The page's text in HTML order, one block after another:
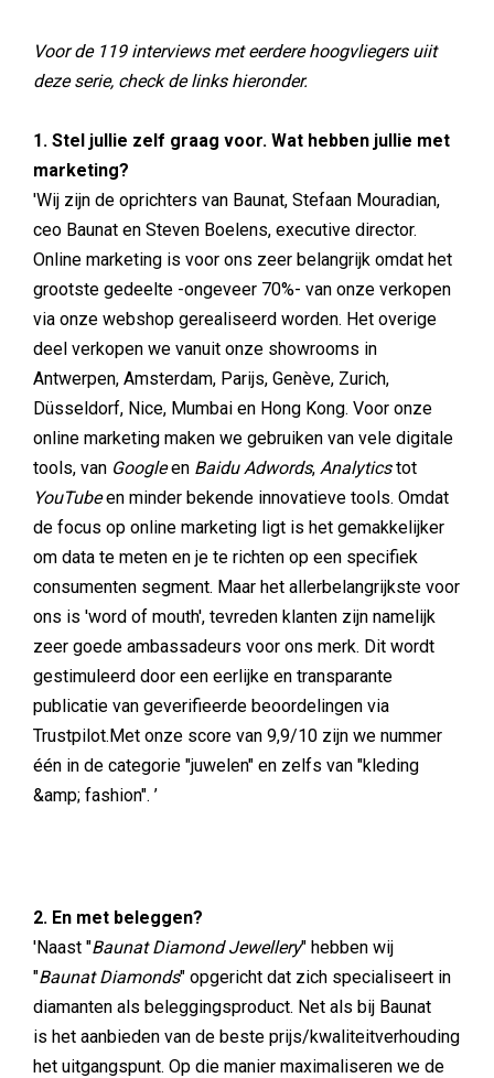
Voor de 119 interviews met eerdere hoogvliegers uiit
deze serie, check de links hieronder.
1. Stel jullie zelf graag voor. Wat hebben jullie met
marketing?
'Wij zijn de oprichters van Baunat, Stefaan Mouradian,
ceo Baunat en Steven Boelens, executive director.
Online marketing is voor ons zeer belangrijk omdat het
grootste gedeelte -ongeveer 70%- van onze verkopen
via onze webshop gerealiseerd worden. Het overige
deel verkopen we vanuit onze showrooms in
Antwerpen, Amsterdam, Parijs, Genève, Zurich,
Düsseldorf, Nice, Mumbai en Hong Kong. Voor onze
online marketing maken we gebruiken van vele digitale
tools, van Googleen Baidu Adwords, Analyticstot
YouTubeen minder bekende innovatieve tools. Omdat
de focus op online marketing ligt is het gemakkelijker
om data te meten en je te richten op een specifiek
consumenten segment. Maar het allerbelangrijkste voor
ons is 'word of mouth', tevreden klanten zijn namelijk
zeer goede ambassadeurs voor ons merk. Dit wordt
gestimuleerd door een eerlijke en transparante
publicatie van geverifieerde beoordelingen via
Trustpilot.Met onze score van 9,9/10 zijn we nummer
één in de categorie "juwelen" en zelfs van "kleding
&amp; fashion". ’
2. En met beleggen?
'Naast "Baunat Diamond Jewellery" hebben wij
"Baunat Diamonds" opgericht dat zich specialiseert in
diamanten als beleggingsproduct. Net als bij Baunat
is het aanbieden van de beste prijs/kwaliteitverhouding
het uitgangspunt. Op die manier maximaliseren we de